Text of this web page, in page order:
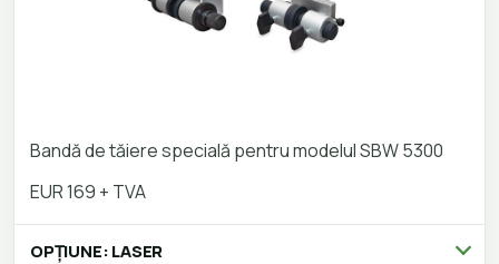
Bandă de tăiere specială pentru modelul SBW 5300
EUR 169 + TVA
OPȚIUNE: LASER